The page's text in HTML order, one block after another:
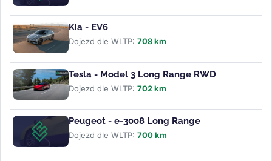
Kia - EV6
Dojezd dle WLTP: 708 km
Tesla - Model 3 Long Range RWD
Dojezd dle WLTP: 702 km
Peugeot - e-3008 Long Range
Dojezd dle WLTP: 700 km